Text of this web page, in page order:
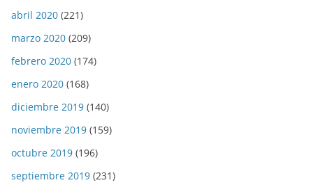
abril 2020 (221)
marzo 2020 (209)
febrero 2020 (174)
enero 2020 (168)
diciembre 2019 (140)
noviembre 2019 (159)
octubre 2019 (196)
septiembre 2019 (231)